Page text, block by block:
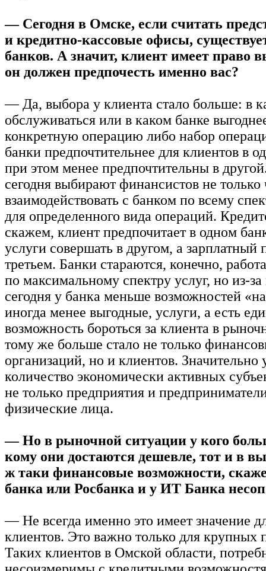
— Сегодня в Омске, если считать
и кредитно-кассовые офисы,
банков. А значит, клиент имеет право
он должен предпочесть именно вас?
— Да, выбора у клиента стало больше: в
обслуживаться или в каком банке
конкретную операцию либо набор
банки предпочтительнее для клиентов в
при этом менее предпочтительны в
сегодня выбирают финансистов не только
взаимодействовать с банком по всему
для определенного вида операций.
скажем, клиент предпочитает в одном
услуги совершать в другом, а зарплатный
третьем. Банки стараются, конечно,
по максимальному спектру услуг, но из-
сегодня у банка меньше возможностей
иногда менее выгодные, услуги, а есть
возможность бороться за клиента в
тому же больше стало не только
организаций, но и клиентов. Значительно
количество экономически активных
не только предприятия и
физические лица.
— Но в рыночной ситуации у кого
кому они достаются дешевле, тот и в
ж таки финансовые возможности,
банка или Росбанка и у ИТ Банка
— Не всегда именно это имеет значение
клиентов. Это важно только для крупных
Таких клиентов в Омской области,